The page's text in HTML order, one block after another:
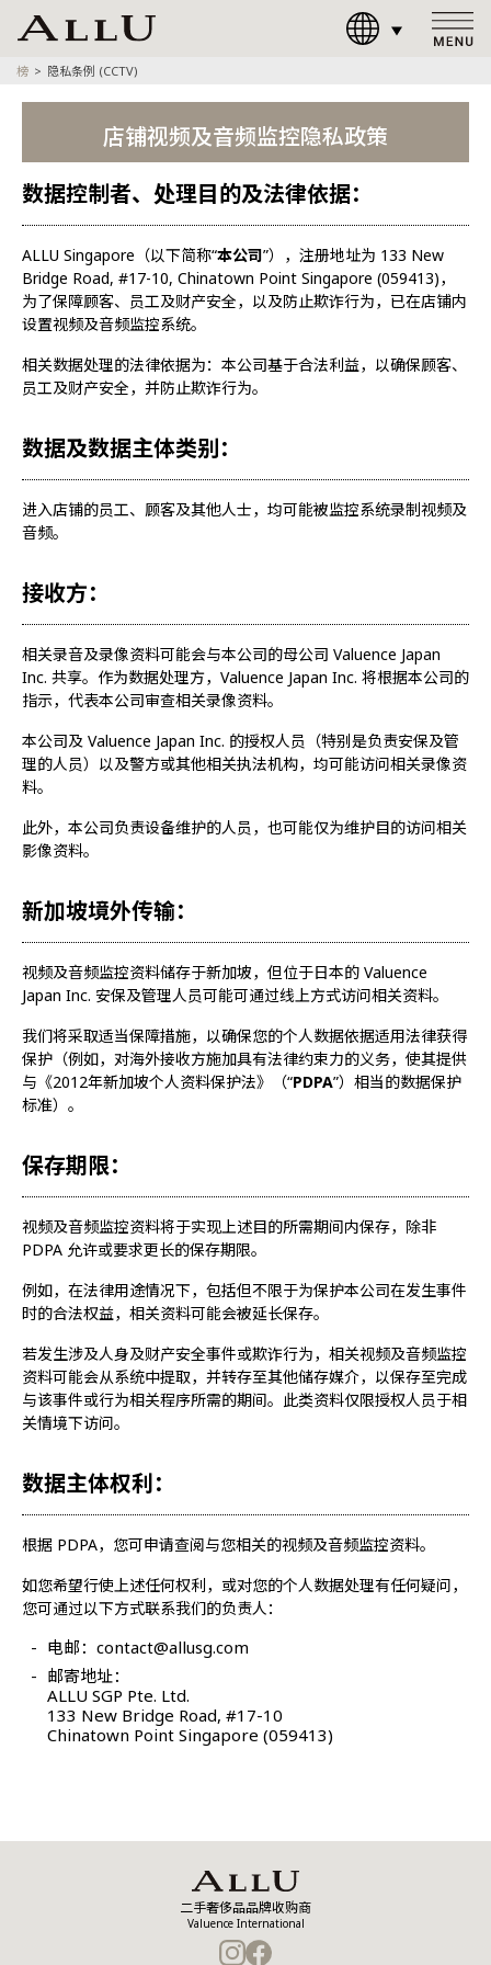
榜 隐私条例 (CCTV)
店铺视频及音频监控隐私政策
数据控制者、处理目的及法律依据：
ALLU Singapore（以下简称“本公司”），注册地址为 133 New
Bridge Road, #17-10, Chinatown Point Singapore (059413)，
为了保障顾客、员工及财产安全，以及防止欺诈行为，已在店铺内
设置视频及音频监控系统。
相关数据处理的法律依据为：本公司基于合法利益，以确保顾客、
员工及财产安全，并防止欺诈行为。
数据及数据主体类别：
进入店铺的员工、顾客及其他人士，均可能被监控系统录制视频及
音频。
接收方：
相关录音及录像资料可能会与本公司的母公司 Valuence Japan
Inc. 共享。作为数据处理方，Valuence Japan Inc. 将根据本公司的
指示，代表本公司审查相关录像资料。
本公司及 Valuence Japan Inc. 的授权人员（特别是负责安保及管
理的人员）以及警方或其他相关执法机构，均可能访问相关录像资
料。
此外，本公司负责设备维护的人员，也可能仅为维护目的访问相关
影像资料。
新加坡境外传输：
视频及音频监控资料储存于新加坡，但位于日本的 Valuence
Japan Inc. 安保及管理人员可能可通过线上方式访问相关资料。
我们将采取适当保障措施，以确保您的个人数据依据适用法律获得
保护（例如，对海外接收方施加具有法律约束力的义务，使其提供
与《2012年新加坡个人资料保护法》（“PDPA”）相当的数据保护
标准）。
保存期限：
视频及音频监控资料将于实现上述目的所需期间内保存，除非
PDPA 允许或要求更长的保存期限。
例如，在法律用途情况下，包括但不限于为保护本公司在发生事件
时的合法权益，相关资料可能会被延长保存。
若发生涉及人身及财产安全事件或欺诈行为，相关视频及音频监控
资料可能会从系统中提取，并转存至其他储存媒介，以保存至完成
与该事件或行为相关程序所需的期间。此类资料仅限授权人员于相
关情境下访问。
数据主体权利：
根据 PDPA，您可申请查阅与您相关的视频及音频监控资料。
如您希望行使上述任何权利，或对您的个人数据处理有任何疑问，
您可通过以下方式联系我们的负责人：
电邮： contact@allusg.com
邮寄地址：
ALLU SGP Pte. Ltd.
133 New Bridge Road, #17-10
Chinatown Point Singapore (059413)
二手奢侈品品牌收购商
Valuence International